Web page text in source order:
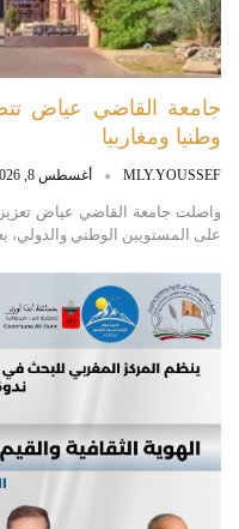
وطنيا ومغاربيا
MLY.YOUSSEF أغسطس 8, 2026
واصلت جامعة القاضي عياض
على المستويين الوطني والدولي،